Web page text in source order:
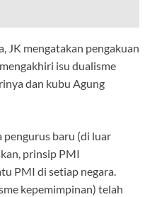
JK mengatakan pengakuan
isu dualisme
dan kubu Agung
pengurus baru (di luar
prinsip PMI
PMI di setiap negara.
kepemimpinan) telah